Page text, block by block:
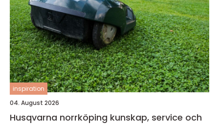
inspiration
04. August 2026
Husqvarna norrköping kunskap, service och